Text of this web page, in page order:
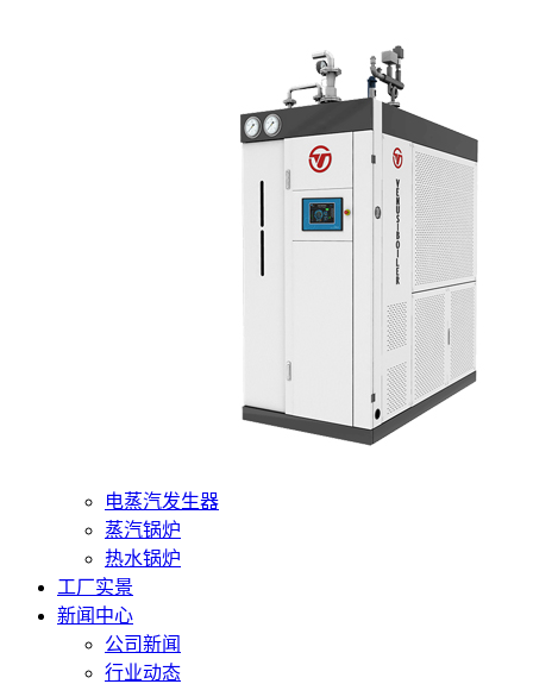
电蒸汽发生器
蒸汽锅炉
热水锅炉
工厂实景
新闻中心
公司新闻
行业动态